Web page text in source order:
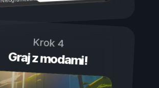
Krok 4
Graj z modami!